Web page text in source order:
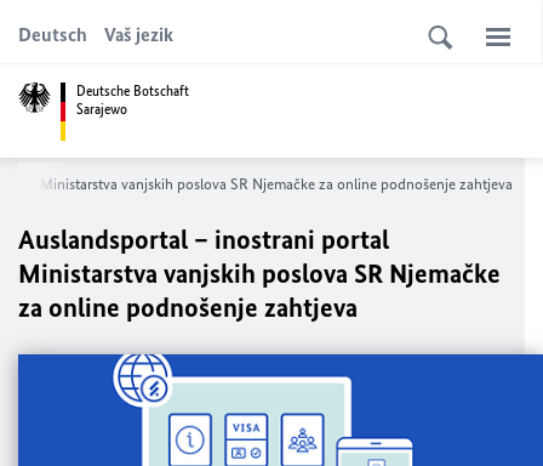
Deutsche Botschaft
Sarajewo
Deutsch Vaš jezik
Ministarstva vanjskih poslova SR Njemačke za online podnošenje zahtjeva
Auslandsportal – inostrani portal
Ministarstva vanjskih poslova SR Njemačke
za online podnošenje zahtjeva